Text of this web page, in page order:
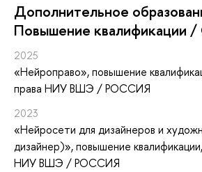
Дополнительное
Повышение квалификации /
2025
«Нейроправо», повышение
права НИУ ВШЭ / РОССИЯ
2023
«Нейросети для дизайнеров и
дизайнер)», повышение квалификации
НИУ ВШЭ / РОССИЯ